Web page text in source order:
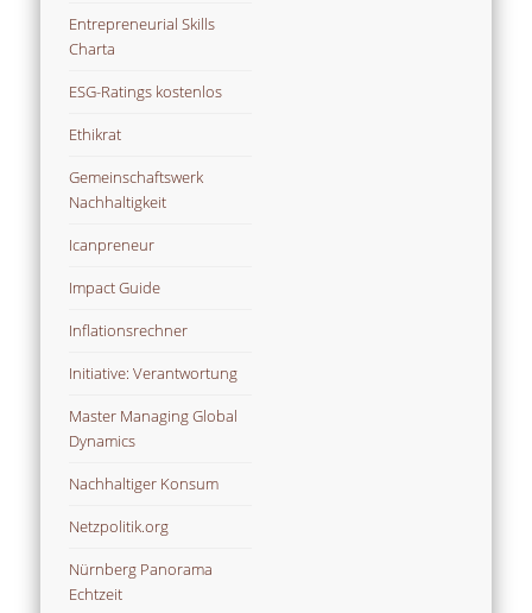
Entrepreneurial Skills
Charta
ESG-Ratings kostenlos
Ethikrat
Gemeinschaftswerk
Nachhaltigkeit
Icanpreneur
Impact Guide
Inflationsrechner
Initiative: Verantwortung
Master Managing Global
Dynamics
Nachhaltiger Konsum
Netzpolitik.org
Nürnberg Panorama
Echtzeit